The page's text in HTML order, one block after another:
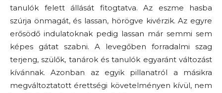
tanulók felett állását fitogtatva. Az eszme hasba
szúrja önmagát, és lassan, hörögve kivérzik. Az egyre
erősödő indulatoknak pedig lassan már semmi sem
képes gátat szabni. A levegőben forradalmi szag
terjeng, szülők, tanárok és tanulók egyaránt változást
kívánnak. Azonban az egyik pillanatról a másikra
megváltoztatott érettségi követelményen kívül, nem